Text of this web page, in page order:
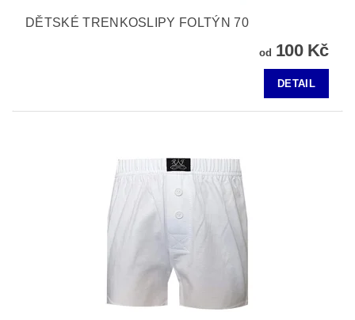
DĚTSKÉ TRENKOSLIPY FOLTÝN 70
od 100 Kč
DETAIL